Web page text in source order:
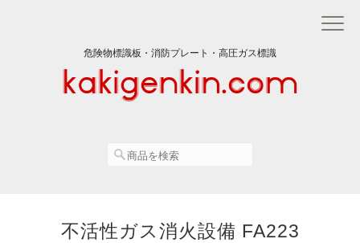
危険物標識板・消防プレート・高圧ガス標識
不活性ガス消火設備 FA223